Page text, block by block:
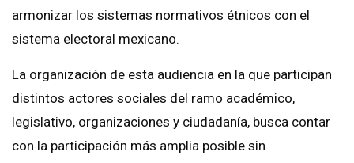
armonizar los sistemas normativos étnicos con el
sistema electoral mexicano.
La organización de esta audiencia en la que participan
distintos actores sociales del ramo académico,
legislativo, organizaciones y ciudadanía, busca contar
con la participación más amplia posible sin